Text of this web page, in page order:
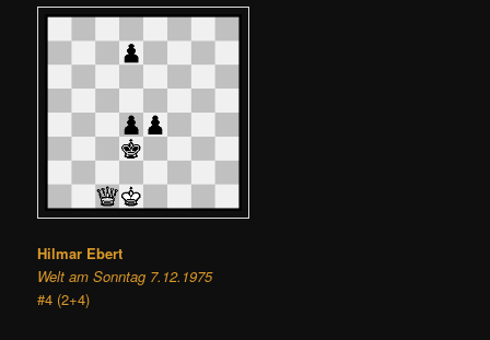
Hilmar Ebert
Welt am Sonntag 7.12.1975
#4 (2+4)